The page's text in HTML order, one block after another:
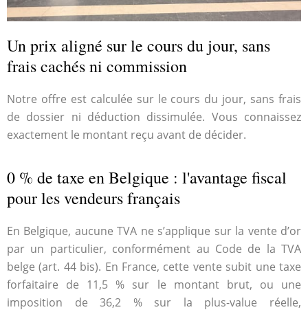
Un prix aligné sur le cours du jour, sans
frais cachés ni commission
Notre offre est calculée sur le cours du jour, sans frais
de dossier ni déduction dissimulée. Vous connaissez
exactement le montant reçu avant de décider.
0 % de taxe en Belgique : l'avantage fiscal
pour les vendeurs français
En Belgique, aucune TVA ne s’applique sur la vente d’or
par un particulier, conformément au Code de la TVA
belge (art. 44 bis). En France, cette vente subit une taxe
forfaitaire de 11,5 % sur le montant brut, ou une
imposition de 36,2 % sur la plus-value réelle,